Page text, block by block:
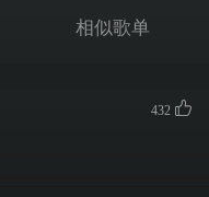
相似歌单
432